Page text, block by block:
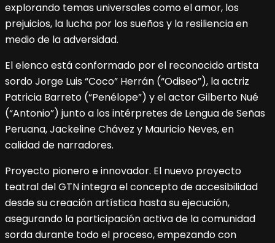
explorando temas universales como el amor, los
prejuicios, la lucha por los sueños y la resiliencia en
medio de la adversidad.
El elenco está conformado por el reconocido artista
sordo Jorge Luis “Coco” Herrán (“Odiseo”), la actriz
Patricia Barreto (“Penélope”) y el actor Gilberto Nué
(“Antonio”) junto a los intérpretes de Lengua de Señas
Peruana, Jackeline Chávez y Mauricio Neves, en
calidad de narradores.
Proyecto pionero e innovador. El nuevo proyecto
teatral del GTN integra el concepto de accesibilidad
desde su creación artística hasta su ejecución,
asegurando la participación activa de la comunidad
sorda durante todo el proceso, empezando con